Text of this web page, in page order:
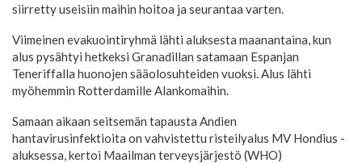
siirretty useisiin maihin hoitoa ja seurantaa varten.
Viimeinen evakuointiryhmä lähti aluksesta maanantaina, kun
alus pysähtyi hetkeksi Granadillan satamaan Espanjan
Teneriffalla huonojen sääolosuhteiden vuoksi. Alus lähti
myöhemmin Rotterdamille Alankomaihin.
Samaan aikaan seitsemän tapausta Andien
hantavirusinfektioita on vahvistettu risteilyalus MV Hondius -
aluksessa, kertoi Maailman terveysjärjestö (WHO)